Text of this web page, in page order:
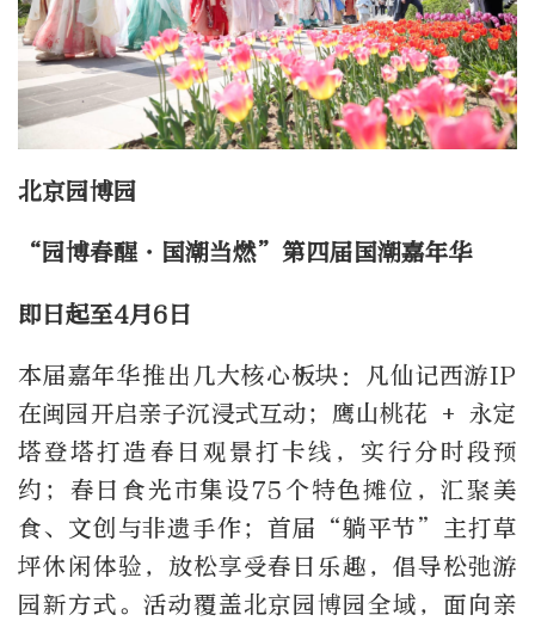
北京园博园
“园博春醒・国潮当燃”第四届国潮嘉年华
即日起至4月6日
本届嘉年华推出几大核心板块：凡仙记西游IP
在闽园开启亲子沉浸式互动；鹰山桃花 + 永定
塔登塔打造春日观景打卡线，实行分时段预
约；春日食光市集设75个特色摊位，汇聚美
食、文创与非遗手作；首届“躺平节”主打草
坪休闲体验，放松享受春日乐趣，倡导松弛游
园新方式。活动覆盖北京园博园全域，面向亲